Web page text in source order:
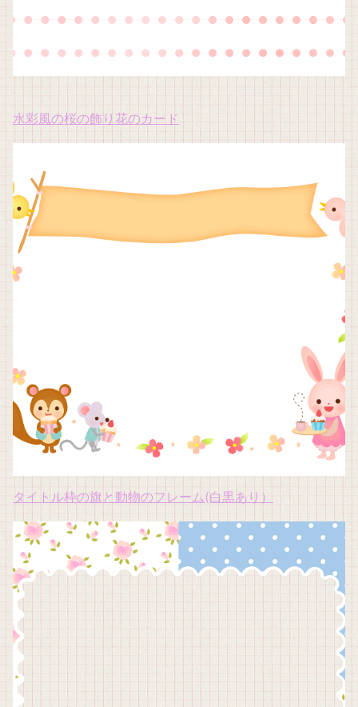
水彩風の桜の飾り花のカード
タイトル枠の旗と動物のフレーム(白黒あり）